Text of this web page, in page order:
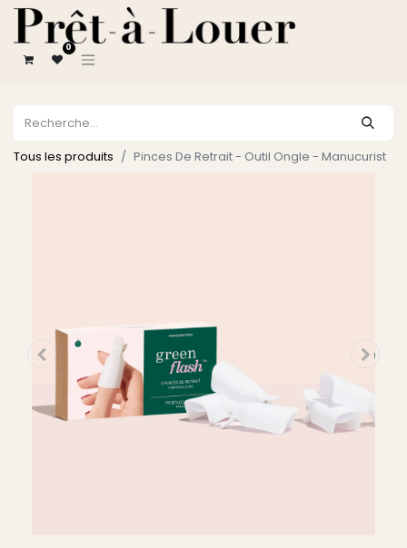
0
Tous les produits Pinces De Retrait - Outil Ongle - Manucurist